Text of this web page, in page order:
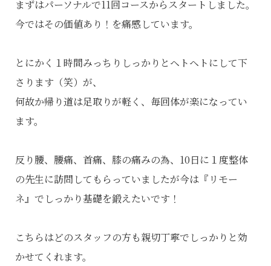
まずはパーソナルで11回コースからスタートしました。
今ではその価値あり！を痛感しています。
とにかく１時間みっちりしっかりとヘトヘトにして下
さります（笑）が、
何故か帰り道は足取りが軽く、毎回体が楽になってい
ます。
反り腰、腰痛、首痛、膝の痛みの為、10日に１度整体
の先生に訪問してもらっていましたが今は『リモー
ネ』でしっかり基礎を鍛えたいです！
こちらはどのスタッフの方も親切丁寧でしっかりと効
かせてくれます。